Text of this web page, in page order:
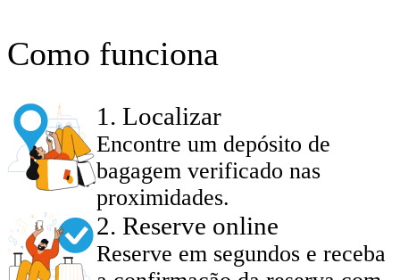
Como funciona
1 . Localizar
Encontre um depósito de
bagagem verificado nas
proximidades.
2. Reserve online
Reserve em segundos e receba